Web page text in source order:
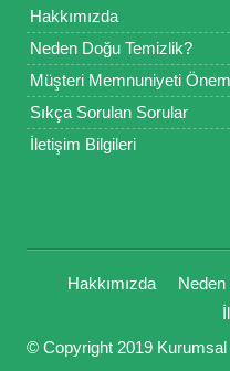
Hakkımızda
Neden Doğu Temizlik?
Müşteri Memnuniyeti
Sıkça Sorulan Sorular
İletişim Bilgileri
Hakkımızda
© Copyright 2019